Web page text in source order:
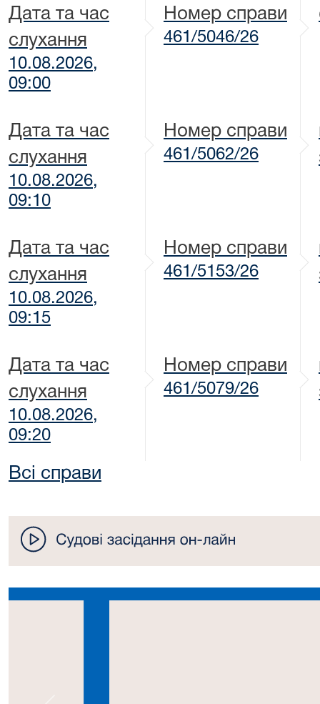
Дата та час
слухання
10.08.2026,
09:00
Номер справи
461/5046/26
Дата та час
слухання
10.08.2026,
09:10
Номер справи
461/5062/26
Дата та час
слухання
10.08.2026,
09:15
Номер справи
461/5153/26
Дата та час
слухання
10.08.2026,
09:20
Номер справи
461/5079/26
Всі справи